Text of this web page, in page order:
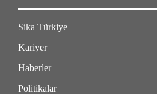
Sika Türkiye
Kariyer
Haberler
Politikalar